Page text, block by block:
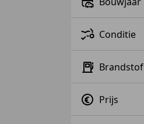
Conditie
Brandstof
Prijs